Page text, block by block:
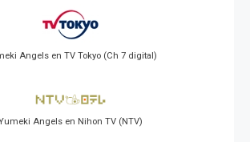
Angels en TV Tokyo (Ch 7 digital)
Angels en Nihon TV (NTV)